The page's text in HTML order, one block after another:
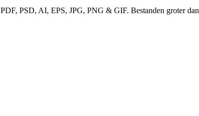
PDF, PSD, AI, EPS, JPG, PNG & GIF. Bestanden groter dan